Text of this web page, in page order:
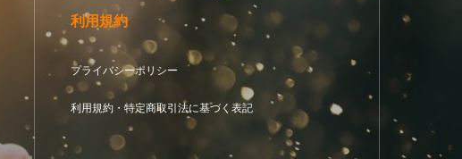
利用規約
プライバシーポリシー
利用規約・特定商取引法に基づく表記